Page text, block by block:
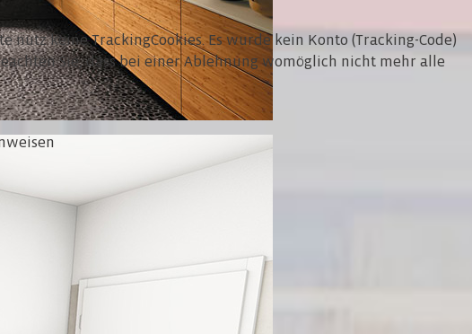
keine TrackingCookies. Es wurde kein Konto (Tracking-Code)
Sie, dass bei einer Ablehnung womöglich nicht mehr alle